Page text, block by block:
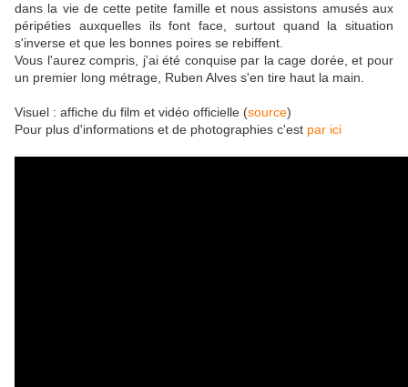
dans la vie de cette petite famille et nous assistons amusés aux
péripéties auxquelles ils font face, surtout quand la situation
s'inverse et que les bonnes poires se rebiffent.
Vous l'aurez compris, j'ai été conquise par la cage dorée, et pour
un premier long métrage, Ruben Alves s'en tire haut la main.
Visuel : affiche du film et vidéo officielle (source)
Pour plus d'informations et de photographies c'est par ici